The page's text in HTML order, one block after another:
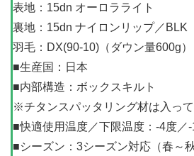
表地：15dn オーロラライト
裏地：15dn ナイロンリップ／BLK
羽毛：DX(90-10)（ダウン量600g）
■生産国：日本
■内部構造：ボックスキルト
※チタンスパッタリング材は入って
■快適使用温度／下限温度：-4度／
■シーズン：3シーズン対応（春～秋